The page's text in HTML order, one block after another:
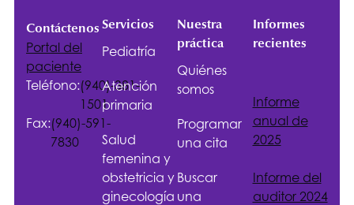
Contáctenos
Portal del
paciente
Teléfono:(940)-381-
1501
Fax:(940)-591-
7830
Servicios
Pediatría
Atención
primaria
Salud
femenina y
obstetricia y
ginecología
Nuestra
práctica
Quiénes
somos
Programar
una cita
Buscar
una
Informes
recientes
Informe
anual de
2025
Informe del
auditor 2024